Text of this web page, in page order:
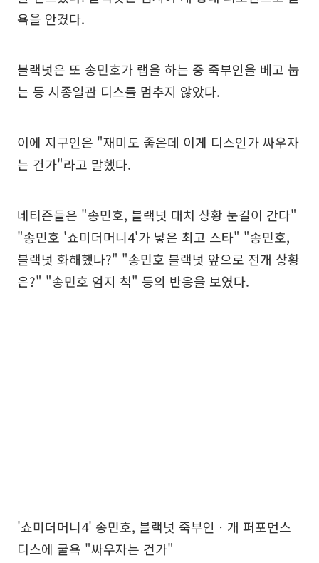
욕을 안겼다.
블랙넛은 또 송민호가 랩을 하는 중 죽부인을 베고 눕
는 등 시종일관 디스를 멈추지 않았다.
이에 지구인은 "재미도 좋은데 이게 디스인가 싸우자
는 건가"라고 말했다.
네티즌들은 "송민호, 블랙넛 대치 상황 눈길이 간다"
"송민호 '쇼미더머니4'가 낳은 최고 스타" "송민호,
블랙넛 화해했나?" "송민호 블랙넛 앞으로 전개 상황
은?" "송민호 엄지 척" 등의 반응을 보였다.
'쇼미더머니4' 송민호, 블랙넛 죽부인ㆍ개 퍼포먼스
디스에 굴욕 "싸우자는 건가"